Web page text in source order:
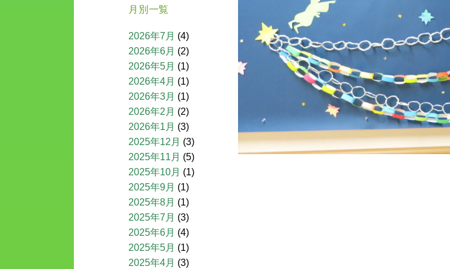
月別一覧
2026年7月 (4)
2026年6月 (2)
2026年5月 (1)
2026年4月 (1)
2026年3月 (1)
2026年2月 (2)
2026年1月 (3)
2025年12月 (3)
2025年11月 (5)
2025年10月 (1)
2025年9月 (1)
2025年8月 (1)
2025年7月 (3)
2025年6月 (4)
2025年5月 (1)
2025年4月 (3)